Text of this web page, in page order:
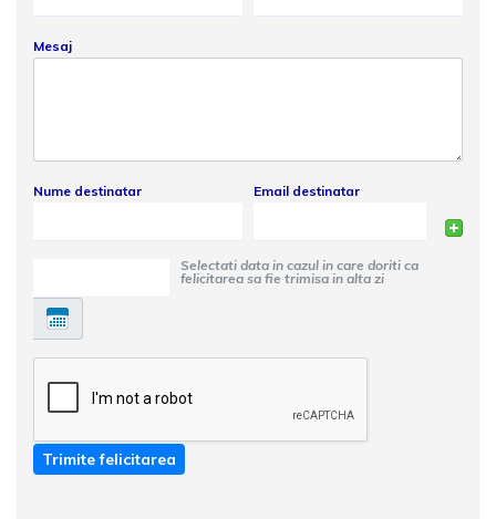
Mesaj
Nume destinatar Email destinatar
Selectati data in cazul in care doriti ca
felicitarea sa fie trimisa in alta zi
Trimite felicitarea